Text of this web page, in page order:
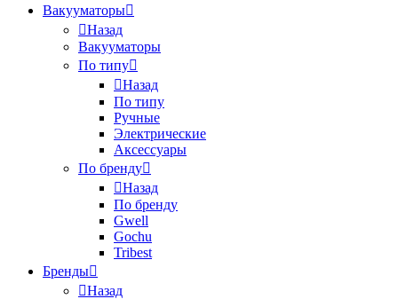
Вакууматоры
Назад
Вакууматоры
По типу
Назад
По типу
Ручные
Электрические
Аксессуары
По бренду
Назад
По бренду
Gwell
Gochu
Tribest
Бренды
Назад